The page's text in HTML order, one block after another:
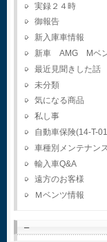
実録２４時
御報告
新入庫車情報
新車 AMG Mベ
最近見聞きした話
未分類
気になる商品
私し事
自動車保険(14-T-
車種別メンテナン
輸入車Q&A
遠方のお客様
Ｍベンツ情報
–